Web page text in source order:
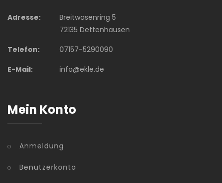
Adresse:
Breitwasenring 5
72135 Dettenhausen
Telefon:
07157-5290090
E-Mail:
info@ekle.de
Mein Konto
Anmeldung
Benutzerkonto